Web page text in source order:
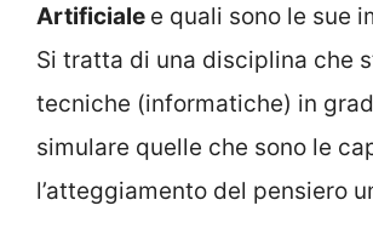
Artificiale e quali sono le sue
Si tratta di una disciplina che
tecniche (informatiche) in
simulare quelle che sono le
l’atteggiamento del pensiero